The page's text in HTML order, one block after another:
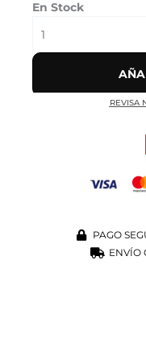
En Stock
REVISA
PAGO
ENVÍO